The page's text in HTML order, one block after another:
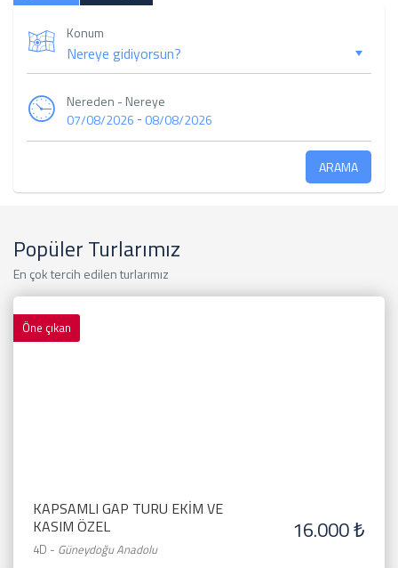
Konum
Nereden - Nereye
07/08/2026 -08/08/2026
ARAMA
Popüler Turlarımız
En çok tercih edilen turlarımız
Öne çıkan
KAPSAMLI GAP TURU EKİM VE
KASIM ÖZEL
4D - Güneydoğu Anadolu
16.000 ₺